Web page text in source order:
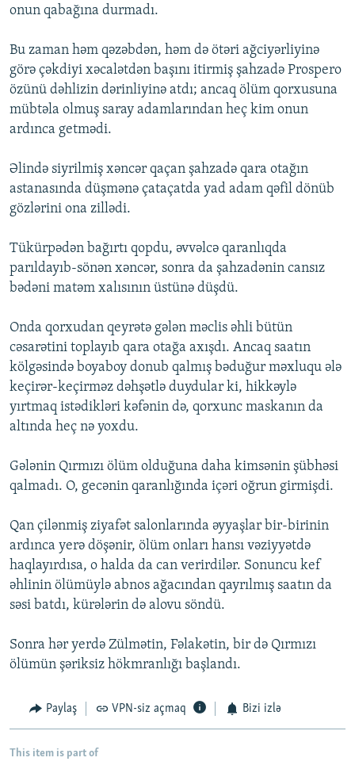
onun qabağına durmadı.
Bu zaman həm qəzəbdən, həm də ötəri ağciyərliyinə
görə çəkdiyi xəcalətdən başını itirmiş şahzadə Prospero
özünü dəhlizin dərinliyinə atdı; ancaq ölüm qorxusuna
mübtəla olmuş saray adamlarından heç kim onun
ardınca getmədi.
Əlində siyrilmiş xəncər qaçan şahzadə qara otağın
astanasında düşmənə çataçatda yad adam qəfil dönüb
gözlərini ona zillədi.
Tükürpədən bağırtı qopdu, əvvəlcə qaranlıqda
parıldayıb-sönən xəncər, sonra da şahzadənin cansız
bədəni matəm xalısının üstünə düşdü.
Onda qorxudan qeyrətə gələn məclis əhli bütün
cəsarətini toplayıb qara otağa axışdı. Ancaq saatın
kölgəsində boyaboy donub qalmış bəduğur məxluqu ələ
keçirər-keçirməz dəhşətlə duydular ki, hikkəylə
yırtmaq istədikləri kəfənin də, qorxunc maskanın da
altında heç nə yoxdu.
Gələnin Qırmızı ölüm olduğuna daha kimsənin şübhəsi
qalmadı. O, gecənin qaranlığında içəri oğrun girmişdi.
Qan çilənmiş ziyafət salonlarında əyyaşlar bir-birinin
ardınca yerə döşənir, ölüm onları hansı vəziyyətdə
haqlayırdısa, o halda da can verirdilər. Sonuncu kef
əhlinin ölümüylə abnos ağacından qayrılmış saatın da
səsi batdı, kürələrin də alovu söndü.
Sonra hər yerdə Zülmətin, Fəlakətin, bir də Qırmızı
ölümün şəriksiz hökmranlığı başlandı.
Paylaş VPN-siz açmaq Bizi izlə
This item is part of